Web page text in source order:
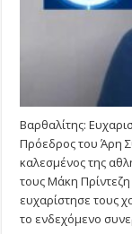
Βαρθαλίτης:
Πρόεδρος του Άρη
καλεσμένος της
τους Μάκη
ευχαρίστησε τους
το ενδεχόμενο